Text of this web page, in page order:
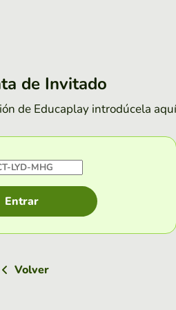
de Invitado
de Educaplay introdúcela
Entrar
Volver